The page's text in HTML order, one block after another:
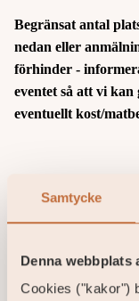
Samtycke
Denna webbplats
Cookies ("kakor")
Begränsat antal
nedan eller
förhinder -
eventet så att vi
eventuellt kost/
lunch och